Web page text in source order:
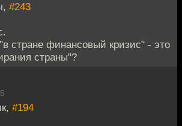
#243
стране финансовый кризис" - это
страны"?
#194